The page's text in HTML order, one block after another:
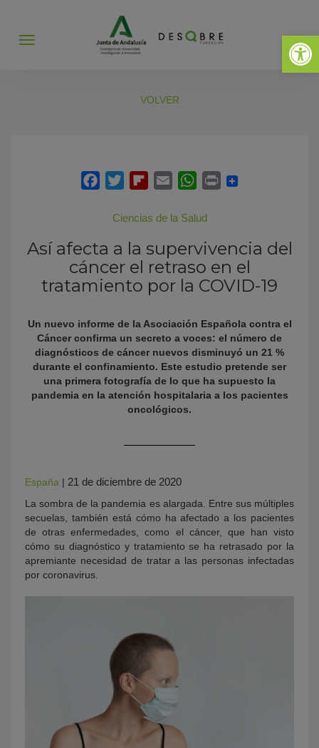
Abrir
Abrir
VOLVER
Ciencias de la Salud
Así afecta a la supervivencia del
cáncer el retraso en el
tratamiento por la COVID-19
Un nuevo informe de la Asociación Española contra el
Cáncer confirma un secreto a voces: el número de
diagnósticos de cáncer nuevos disminuyó un 21 %
durante el confinamiento. Este estudio pretende ser
una primera fotografía de lo que ha supuesto la
pandemia en la atención hospitalaria a los pacientes
oncológicos.
España | 21 de diciembre de 2020
La sombra de la pandemia es alargada. Entre sus múltiples
secuelas, también está cómo ha afectado a los pacientes
de otras enfermedades, como el cáncer, que han visto
cómo su diagnóstico y tratamiento se ha retrasado por la
apremiante necesidad de tratar a las personas infectadas
por coronavirus.